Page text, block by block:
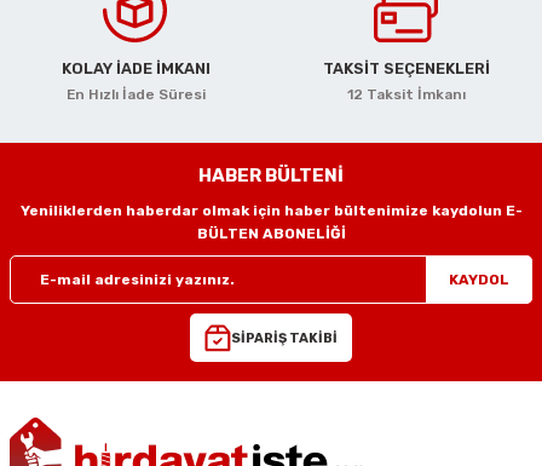
KOLAY İADE İMKANI
En Hızlı İade Süresi
TAKSİT SEÇENEKLERİ
12 Taksit İmkanı
HABER BÜLTENİ
Yeniliklerden haberdar olmak için haber bültenimize kaydolun E-
BÜLTEN ABONELİĞİ
KAYDOL
SİPARİŞ TAKİBİ